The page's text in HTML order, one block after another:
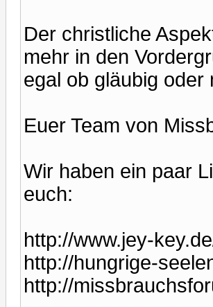
Der christliche
mehr in den
egal ob gläubig oder
Euer Team von
Wir haben ein paar
euch:
http://www.jey-
http://hungrige-
http://